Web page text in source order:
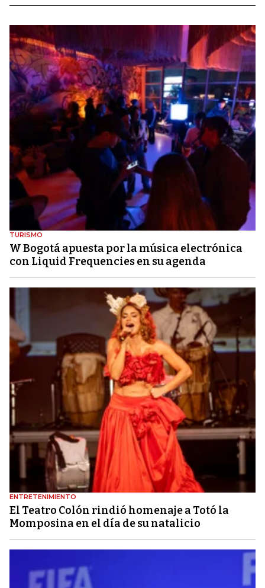
TURISMO
W Bogotá apuesta por la música electrónica
con Liquid Frequencies en su agenda
ENTRETENIMIENTO
El Teatro Colón rindió homenaje a Totó la
Momposina en el día de su natalicio